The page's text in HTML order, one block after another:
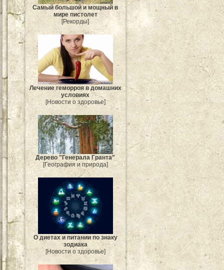
Самый большой и мощный в
мире пистолет
[Рекорды]
Лечение геморроя в домашних
условиях
[Новости о здоровье]
Дерево "Генерала Гранта"
[География и природа]
О диетах и питании по знаку
зодиака
[Новости о здоровье]